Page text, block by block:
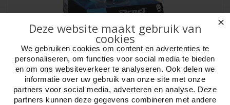
Perplexus Rebel 70 hindernissen
Artikelnr:794631
Perplexus Rebel Met 70 spannende hindernissen. Plaats de knikker op
het beginvakje. Draai en kantel ..
✕
Deze website maakt gebruik van
cookies
We gebruiken cookies om content en advertenties te
personaliseren, om functies voor social media te bieden
en om ons websiteverkeer te analyseren. Ook delen we
informatie over uw gebruik van onze site met onze
partners voor social media, adverteren en analyse. Deze
partners kunnen deze gegevens combineren met andere